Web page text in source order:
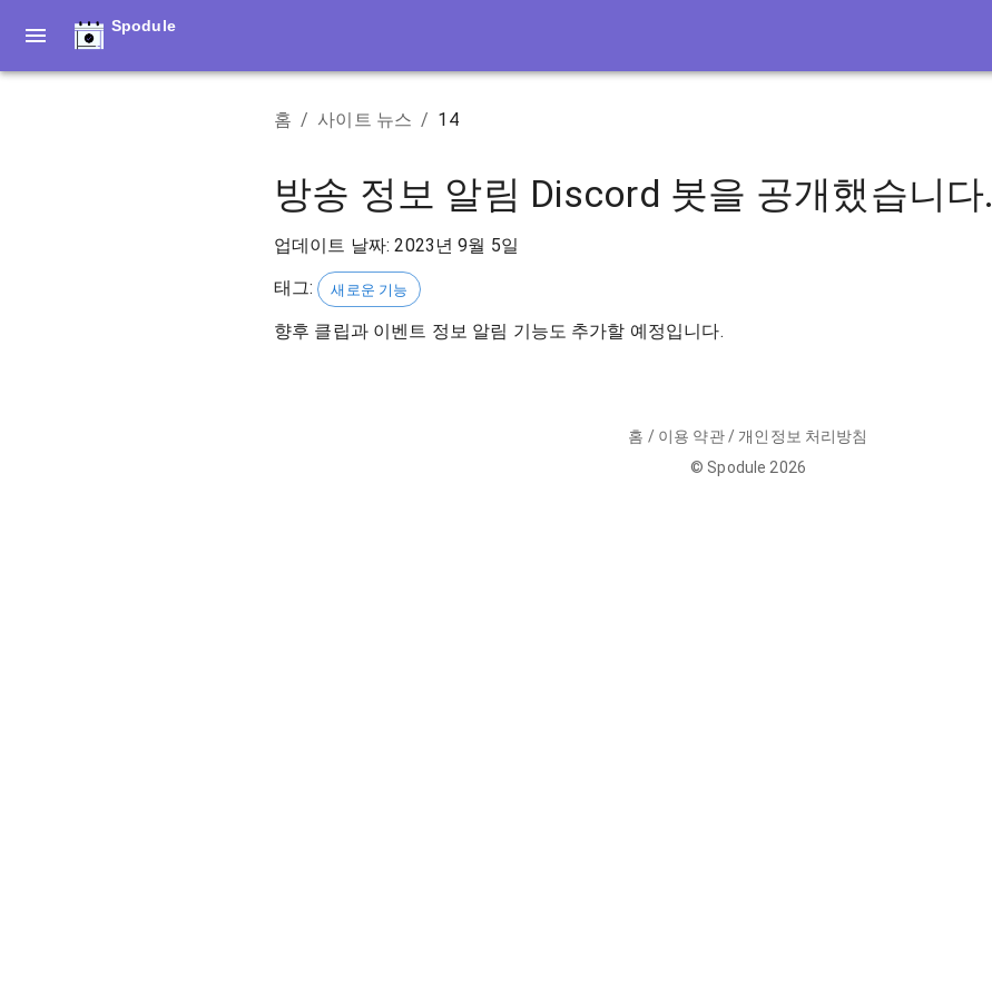
Spodule
홈 / 사이트 뉴스 / 14
방송 정보 알림 Discord 봇을 공개했습니다.
업데이트 날짜:2023년 9월 5일
태그: 새로운 기능
향후 클립과 이벤트 정보 알림 기능도 추가할 예정입니다.
홈 / 이용 약관/ 개인정보 처리방침
© Spodule 2026